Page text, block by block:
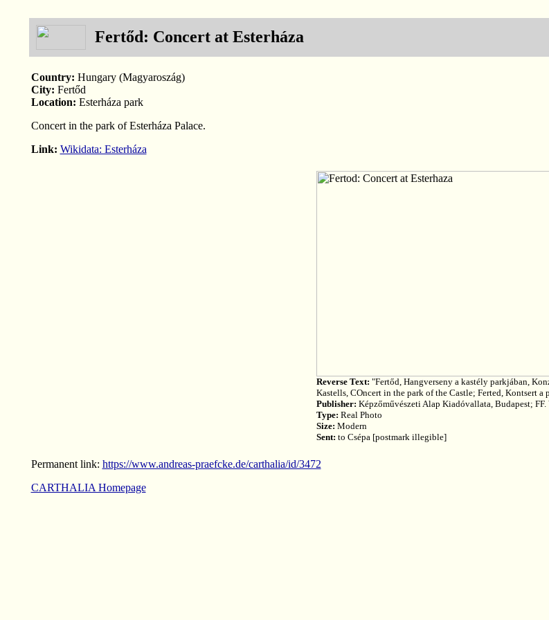
Fertőd: Concert at Esterháza
Country: Hungary (Magyaroszág)
City: Fertőd
Location: Esterháza park
Concert in the park of Esterháza Palace.
Link: Wikidata: Esterháza
Reverse Text: "Fertőd, Hangverseny a kastély parkjában,
Kastells, COncert in the park of the Castle; Ferted, Kontsert a
Publisher: Képzőművészeti Alap Kiadóvallata, Budapest;
Type: Real Photo
Size: Modern
Sent: to Csépa [postmark illegible]
Permanent link: https://www.andreas-praefcke.de/carthalia/id/3472
CARTHALIA Homepage